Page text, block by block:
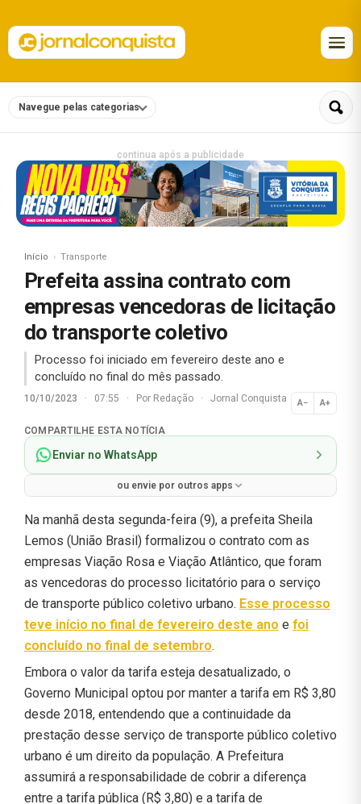
Navegue pelas categorias
continua após a publicidade
Início Transporte
Prefeita assina contrato com
empresas vencedoras de licitação
do transporte coletivo
Processo foi iniciado em fevereiro deste ano e
concluído no final do mês passado.
10/10/2023 · 07:55 · Por Redação · Jornal Conquista A− A+
Normal
COMPARTILHE ESTA NOTÍCIA
Enviar no WhatsApp
ou envie por outros apps
Na manhã desta segunda-feira (9), a prefeita Sheila
Lemos (União Brasil) formalizou o contrato com as
empresas Viação Rosa e Viação Atlântico, que foram
as vencedoras do processo licitatório para o serviço
de transporte público coletivo urbano. Esse processo
teve início no final de fevereiro deste ano e foi
concluído no final de setembro.
Embora o valor da tarifa esteja desatualizado, o
Governo Municipal optou por manter a tarifa em R$ 3,80
desde 2018, entendendo que a continuidade da
prestação desse serviço de transporte público coletivo
urbano é um direito da população. A Prefeitura
assumirá a responsabilidade de cobrir a diferença
entre a tarifa pública (R$ 3,80) e a tarifa de